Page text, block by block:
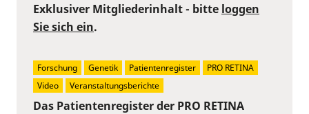
Das Patientenregister der PRO RETINA
Exklusiver Mitgliederinhalt - bitte loggen
Sie sich ein.
Forschung Genetik Patientenregister
PRO RETINA
Video
Veranstaltungsberichte